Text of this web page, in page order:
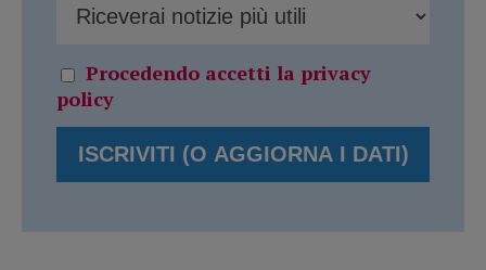
Procedendo accetti la privacy
policy